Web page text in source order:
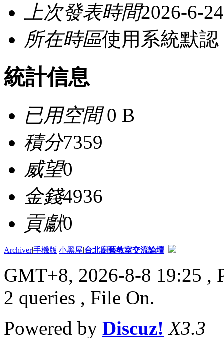
上次發表時間2026-6-
所在時區使用系統默認
統計信息
已用空間0 B
積分7359
威望0
金錢4936
貢獻0
Archiver|手機版|小黑屋|台北廚藝教室交流論壇
GMT+8, 2026-8-8 19:25 ,
2 queries , File On.
Powered by Discuz! X3.3